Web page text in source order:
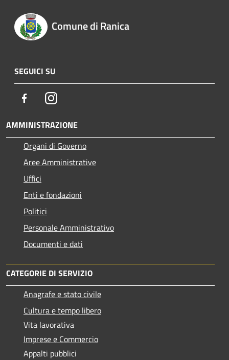
Comune di Ranica
SEGUICI SU
FacebookInstagram
AMMINISTRAZIONE
Organi di Governo
Aree Amministrative
Uffici
Enti e fondazioni
Politici
Personale Amministrativo
Documenti e dati
CATEGORIE DI SERVIZIO
Anagrafe e stato civile
Cultura e tempo libero
Vita lavorativa
Imprese e Commercio
Appalti pubblici